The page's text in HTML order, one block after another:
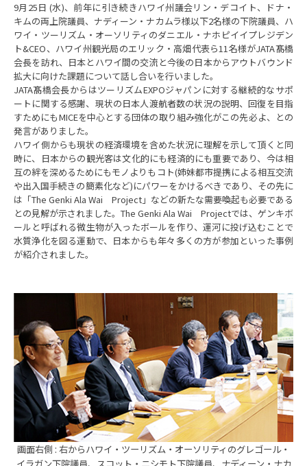
9月25日 (水)、前年に引き続きハワイ州議会リン・デコイト、ドナ・
キムの両上院議員、ナディーン・ナカムラ様以下2名様の下院議員、ハ
ワイ・ツーリズム・オーソリティのダニエル・ナホピイイプレジデン
ト&CEO、ハワイ州観光局のエリック・高畑代表ら11名様がJATA髙橋
会長を訪れ、日本とハワイ間の交流と今後の日本からアウトバウンド
拡大に向けた課題について話し合いを行いました。
JATA髙橋会長からはツーリズムEXPOジャパンに対する継続的なサポ
ートに関する感謝、現状の日本人渡航者数の状況の説明、回復を目指
すためにもMICEを中心とする団体の取り組み強化がこの先必よ、との
発言がありました。
ハワイ側からも現状の経済環境を含めた状況に理解を示して頂くと同
時に、日本からの観光客は文化的にも経済的にも重要であり、今は相
互の絆を深めるためにもモノよりもコト(姉妹都市提携による相互交流
や出入国手続きの簡素化など)にパワーをかけるべきであり、その先に
は「The Genki Ala Wai Project」などの新たな需要喚起も必要である
との見解が示されました。The Genki Ala Wai Projectでは、ゲンキボ
ールと呼ばれる微生物が入ったボールを作り、運河に投げ込むことで
水質浄化を図る運動で、日本からも年々多くの方が参加といった事例
が紹介されました。
画面右側 : 右からハワイ・ツーリズム・オーソリティのグレゴール・